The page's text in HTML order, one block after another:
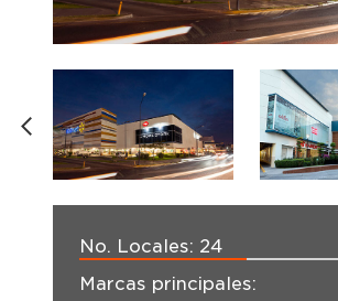
No. Locales: 24
Marcas principales: